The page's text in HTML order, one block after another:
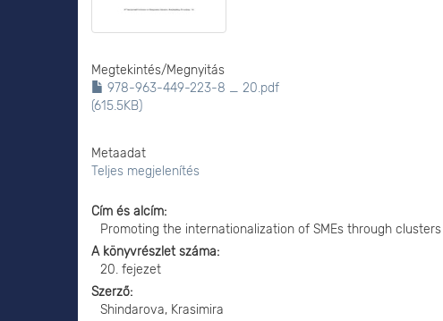
Megtekintés/Megnyitás
978-963-449-223-8 _ 20.pdf
(615.5KB)
Metaadat
Teljes megjelenítés
Cím és alcím
Promoting the internationalization of SMEs through clusters
A könyvrészlet száma
20. fejezet
Szerző
Shindarova, Krasimira